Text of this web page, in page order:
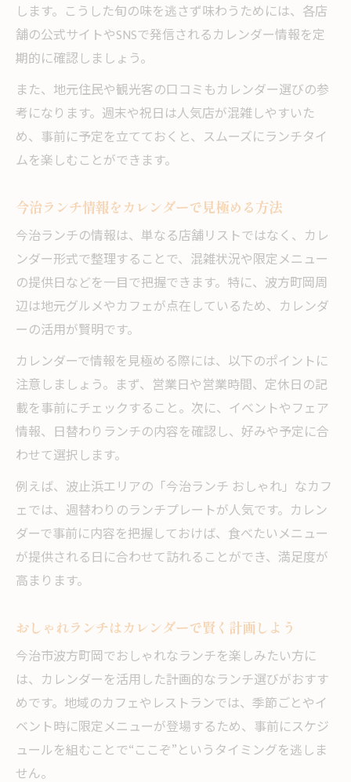
します。こうした旬の味を逃さず味わうためには、各店
舗の公式サイトやSNSで発信されるカレンダー情報を定
期的に確認しましょう。
また、地元住民や観光客の口コミもカレンダー選びの参
考になります。週末や祝日は人気店が混雑しやすいた
め、事前に予定を立てておくと、スムーズにランチタイ
ムを楽しむことができます。
今治ランチ情報をカレンダーで見極める方法
今治ランチの情報は、単なる店舗リストではなく、カレ
ンダー形式で整理することで、混雑状況や限定メニュー
の提供日などを一目で把握できます。特に、波方町岡周
辺は地元グルメやカフェが点在しているため、カレンダ
ーの活用が賢明です。
カレンダーで情報を見極める際には、以下のポイントに
注意しましょう。まず、営業日や営業時間、定休日の記
載を事前にチェックすること。次に、イベントやフェア
情報、日替わりランチの内容を確認し、好みや予定に合
わせて選択します。
例えば、波止浜エリアの「今治ランチ おしゃれ」なカフ
ェでは、週替わりのランチプレートが人気です。カレン
ダーで事前に内容を把握しておけば、食べたいメニュー
が提供される日に合わせて訪れることができ、満足度が
高まります。
おしゃれランチはカレンダーで賢く計画しよう
今治市波方町岡でおしゃれなランチを楽しみたい方に
は、カレンダーを活用した計画的なランチ選びがおすす
めです。地域のカフェやレストランでは、季節ごとやイ
ベント時に限定メニューが登場するため、事前にスケジ
ュールを組むことで“ここぞ”というタイミングを逃しま
せん。